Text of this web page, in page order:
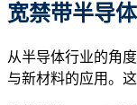
宽禁带半导
从半导体行业的角
与新材料的应用。